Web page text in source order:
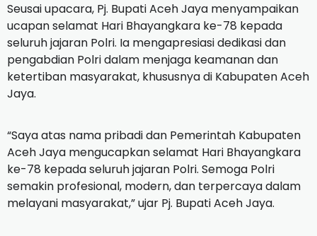
Seusai upacara, Pj. Bupati Aceh Jaya menyampaikan
ucapan selamat Hari Bhayangkara ke-78 kepada
seluruh jajaran Polri. Ia mengapresiasi dedikasi dan
pengabdian Polri dalam menjaga keamanan dan
ketertiban masyarakat, khususnya di Kabupaten Aceh
Jaya.
“Saya atas nama pribadi dan Pemerintah Kabupaten
Aceh Jaya mengucapkan selamat Hari Bhayangkara
ke-78 kepada seluruh jajaran Polri. Semoga Polri
semakin profesional, modern, dan terpercaya dalam
melayani masyarakat,” ujar Pj. Bupati Aceh Jaya.